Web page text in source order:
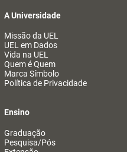
A Universidade
Missão da UEL
UEL em Dados
Vida na UEL
Quem é Quem
Marca Símbolo
Política de Privacidade
Ensino
Graduação
Pesquisa/Pós